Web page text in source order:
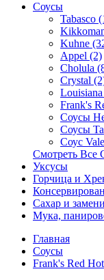
Соусы
Tabasco
Kuhne
Appel (2)
Cholula
Crystal
Frank's
Соусы
Соусы
Соус
Смотреть Все
Уксусы
Горчица и
Сахар и
Мука,
Главная
Соусы
Frank's Red Hot